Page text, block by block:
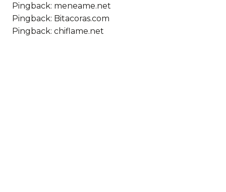
Pingback: meneame.net
Pingback: Bitacoras.com
Pingback: chiflame.net